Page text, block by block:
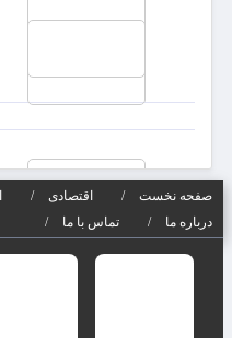
صفحه نخست اقتصادی
درباره ما
تماس با ما